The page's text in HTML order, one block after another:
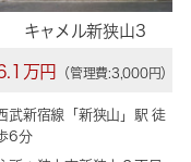
キャメル新狭山3
万円 （管理費:3,000円）
武新宿線「 新狭山 」駅 徒
6分